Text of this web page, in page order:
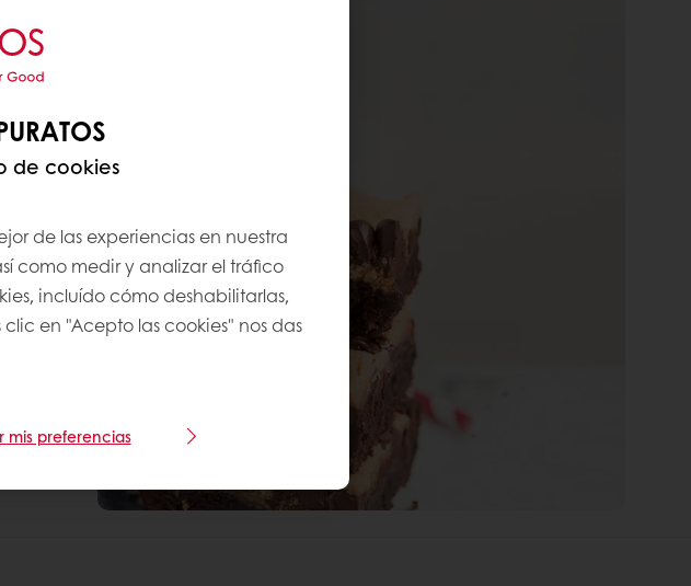
de cookies
de las experiencias en nuestra
como medir y analizar el tráfico
incluído cómo deshabilitarlas,
clic en "Acepto las cookies" nos das
mis preferencias